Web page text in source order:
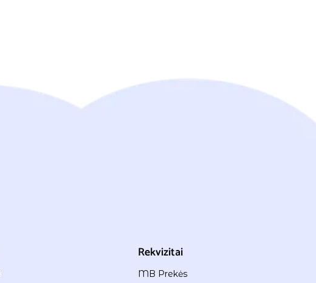
Rekvizitai
MB Prekės